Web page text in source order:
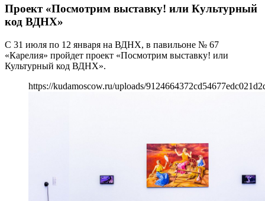
Проект «Посмотрим выставку! или Культурный
код ВДНХ»
С 31 июля по 12 января на ВДНХ, в павильоне № 67
«Карелия» пройдет проект «Посмотрим выставку! или
Культурный код ВДНХ».
https://kudamoscow.ru/uploads/